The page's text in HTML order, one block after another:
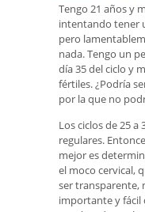
Tengo 21 años y
intentando tener
pero
nada. Tengo un
día 35 del ciclo y
fértiles. ¿Podría
por la que no
Los ciclos de 25 a
regulares.
mejor es
el moco cervical,
ser transparente,
importante y fácil